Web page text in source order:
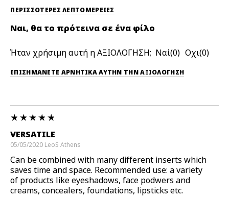
ΠΕΡΙΣΣΌΤΕΡΕΣ ΛΕΠΤΟΜΈΡΕΙΕΣ
Ναι, θα το πρότεινα σε ένα φίλο
Ήταν χρήσιμη αυτή η ΑΞΙΟΛΟΓΗΣΗ; 0 0
ΕΠΙΣΗΜΆΝΕΤΕ ΑΡΝΗΤΙΚΆ ΑΥΤΉΝ ΤΗΝ ΑΞΙΟΛΟΓΗΣΗ
VERSATILE
05/05/2020 LeoS Athens
Can be combined with many different inserts which
saves time and space. Recommended use: a variety
of products like eyeshadows, face podwers and
creams, concealers, foundations, lipsticks etc.